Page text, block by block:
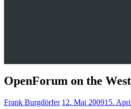
OpenForum on the
Frank Burgdörfer 12. Mai 200915.